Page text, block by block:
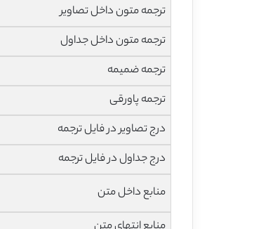
ترجمه متون داخل تصاویر
ترجمه متون داخل جداول
ترجمه ضمیمه
ترجمه پاورقی
درج تصاویر در فایل ترجمه
درج جداول در فایل ترجمه
منابع داخل متن